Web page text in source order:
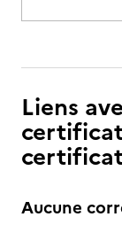
Liens
Aucune